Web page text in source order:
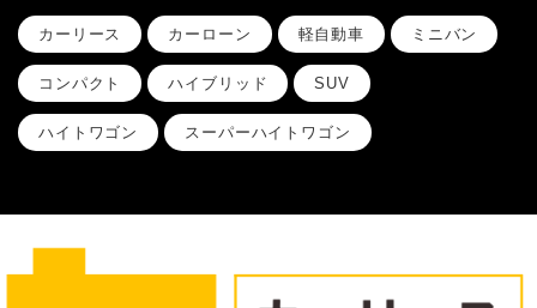
カーリース カーローン 軽自動車 ミニバン
コンパクト ハイブリッド SUV
ハイトワゴン スーパーハイトワゴン